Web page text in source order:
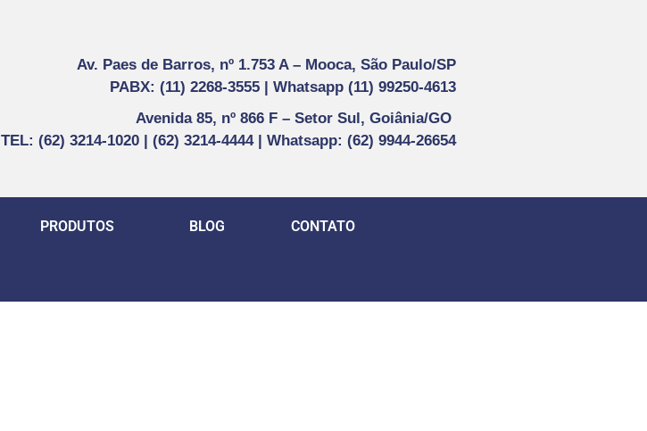
Av. Paes de Barros, nº 1.753 A – Mooca, São Paulo/SP
PABX: (11) 2268-3555 | Whatsapp (11) 99250-4613
Avenida 85, nº 866 F – Setor Sul, Goiânia/GO
TEL: (62) 3214-1020 | (62) 3214-4444 | Whatsapp: (62) 9944-26654
PRODUTOS BLOG CONTATO